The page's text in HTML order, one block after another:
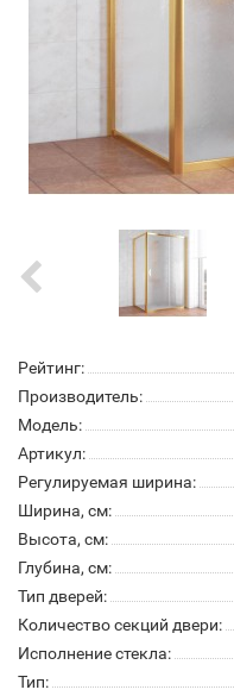
Рейтинг:
Производитель:
Модель:
Артикул:
Регулируемая ширина:
Ширина, см:
Высота, см:
Глубина, см:
Тип дверей:
Количество секций двери:
Исполнение стекла:
Тип: